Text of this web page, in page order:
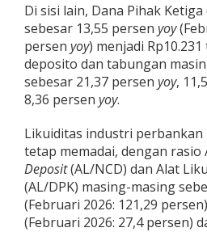
Di sisi lain, Dana Pihak
sebesar 13,55 persen yoy
persen yoy) menjadi
deposito dan tabungan
sebesar 21,37 persen yoy,
8,36 persen yoy.
Likuiditas industri perbankan
tetap memadai, dengan rasio
Deposit(AL/NCD) dan Alat
(AL/DPK) masing-masing
(Februari 2026: 121,29
(Februari 2026: 27,4 persen)